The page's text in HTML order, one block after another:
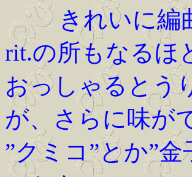
きれいに編曲
rit.の所もなるほ
おっしゃるとう
が、さらに味が
”クミコ”とか”